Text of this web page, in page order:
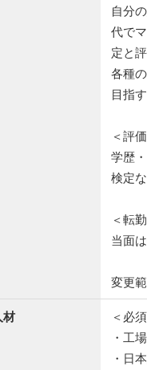
自分
代で
定と
各種
目指
＜評
学歴
検定
＜転
当面
変更
材
＜必
・工
・日